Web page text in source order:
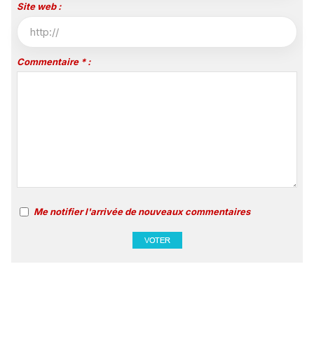
Site web :
Commentaire * :
Me notifier l'arrivée de nouveaux commentaires